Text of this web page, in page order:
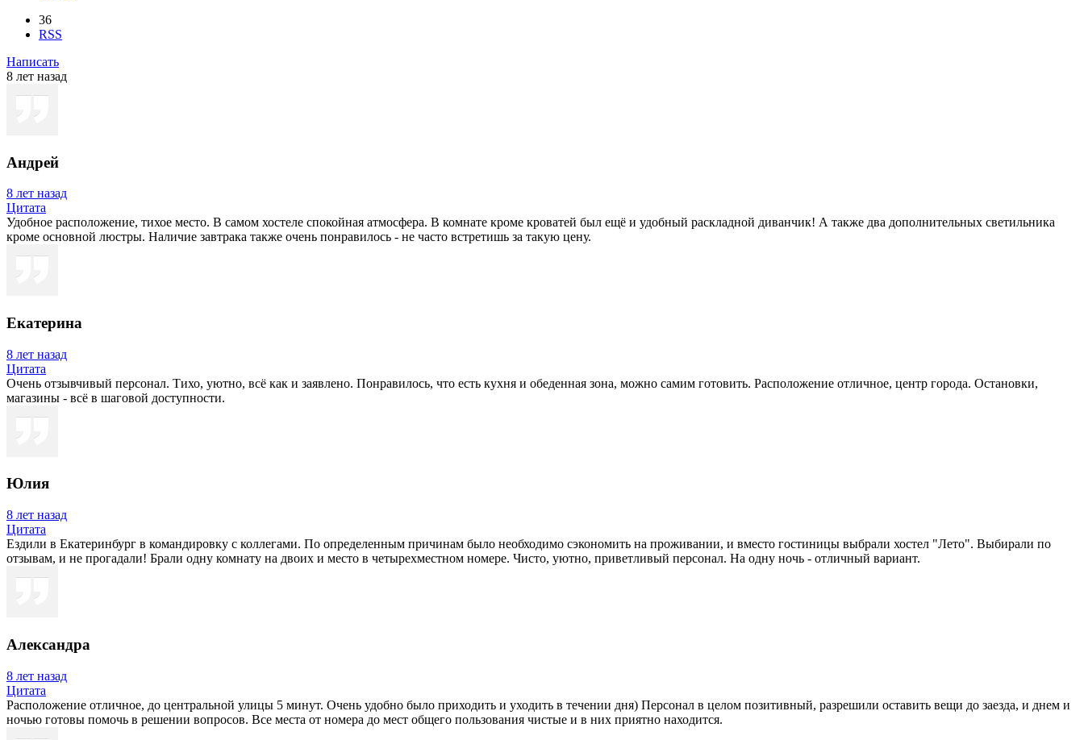
36
RSS
Написать
8 лет назад
Андрей
8 лет назад
Цитата
Удобное расположение, тихое место. В самом хостеле спокойная атмосфера. В комнате кроме кроватей был ещё и удобный раскладной диванчик! А также два дополнительных светильника
кроме основной люстры. Наличие завтрака также очень понравилось - не часто встретишь за такую цену.
Екатерина
8 лет назад
Цитата
Очень отзывчивый персонал. Тихо, уютно, всё как и заявлено. Понравилось, что есть кухня и обеденная зона, можно самим готовить. Расположение отличное, центр города. Остановки,
магазины - всё в шаговой доступности.
Юлия
8 лет назад
Цитата
Ездили в Екатеринбург в командировку с коллегами. По определенным причинам было необходимо сэкономить на проживании, и вместо гостиницы выбрали хостел "Лето". Выбирали по
отзывам, и не прогадали! Брали одну комнату на двоих и место в четырехместном номере. Чисто, уютно, приветливый персонал. На одну ночь - отличный вариант.
Александра
8 лет назад
Цитата
Расположение отличное, до центральной улицы 5 минут. Очень удобно было приходить и уходить в течении дня) Персонал в целом позитивный, разрешили оставить вещи до заезда, и днем и
ночью готовы помочь в решении вопросов. Все места от номера до мест общего пользования чистые и в них приятно находится.